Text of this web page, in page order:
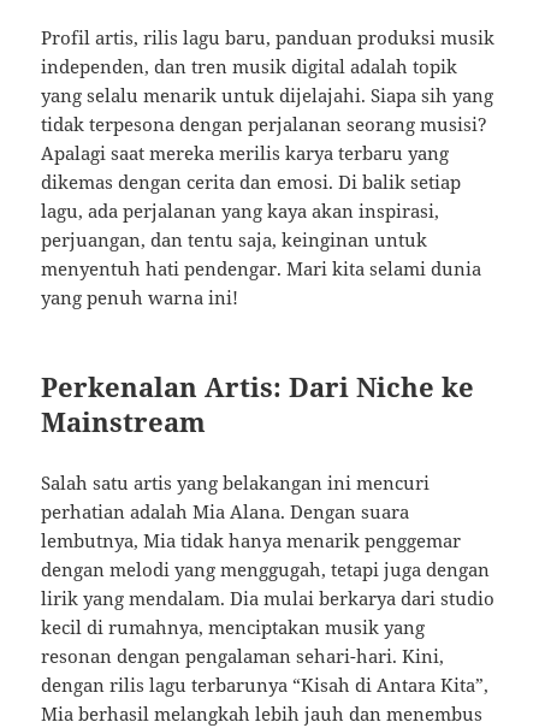
Profil artis, rilis lagu baru, panduan produksi musik
independen, dan tren musik digital adalah topik
yang selalu menarik untuk dijelajahi. Siapa sih yang
tidak terpesona dengan perjalanan seorang musisi?
Apalagi saat mereka merilis karya terbaru yang
dikemas dengan cerita dan emosi. Di balik setiap
lagu, ada perjalanan yang kaya akan inspirasi,
perjuangan, dan tentu saja, keinginan untuk
menyentuh hati pendengar. Mari kita selami dunia
yang penuh warna ini!
Perkenalan Artis: Dari Niche ke
Mainstream
Salah satu artis yang belakangan ini mencuri
perhatian adalah Mia Alana. Dengan suara
lembutnya, Mia tidak hanya menarik penggemar
dengan melodi yang menggugah, tetapi juga dengan
lirik yang mendalam. Dia mulai berkarya dari studio
kecil di rumahnya, menciptakan musik yang
resonan dengan pengalaman sehari-hari. Kini,
dengan rilis lagu terbarunya “Kisah di Antara Kita”,
Mia berhasil melangkah lebih jauh dan menembus